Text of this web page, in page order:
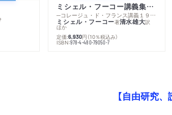
ミシェル・フーコー講義集成１０ 主体性と真理
─コレージュ・ド・フランス講義１９８０－１９８１年度
ミシェル・フーコー著清水雄大訳
ほか
定価:6,930円 （10％税込み）
ISBN:978-4-480-79050-7
【自由研究